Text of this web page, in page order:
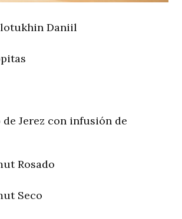
Daniil
Jerez con infusión de
Rosado
Seco